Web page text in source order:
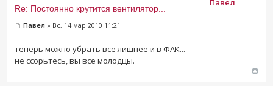
Re: Постоянно крутится вентилятор...
Павел » Вс, 14 мар 2010 11:21
теперь можно убрать все лишнее и в ФАК...
не ссорьтесь, вы все молодцы.
Павел